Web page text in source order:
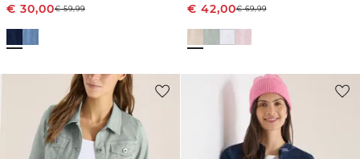
€ 30,00€59,99
€ 42,00€69,99